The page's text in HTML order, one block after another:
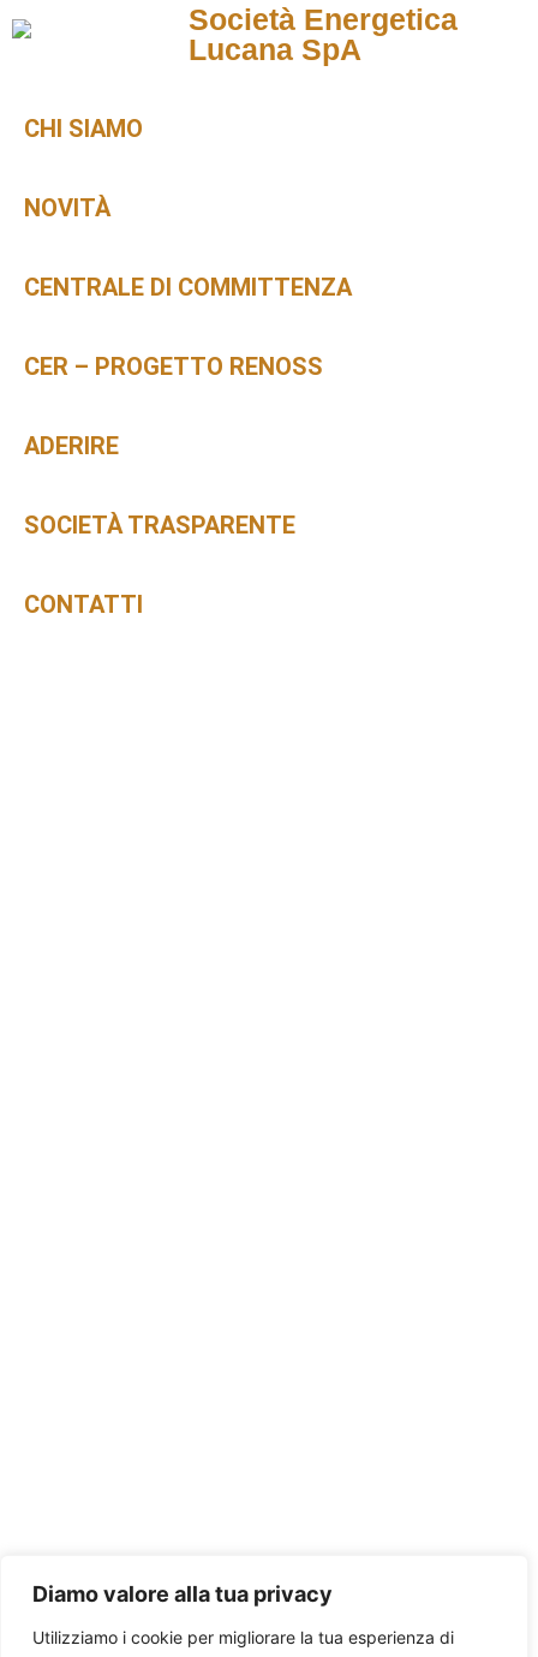
Diamo valore alla tua privacy
Utilizziamo i cookie per migliorare la tua esperienza di
Società Energetica
Lucana SpA
CHI SIAMO
NOVITÀ
CENTRALE DI COMMITTENZA
CER – PROGETTO RENOSS
ADERIRE
SOCIETÀ TRASPARENTE
CONTATTI